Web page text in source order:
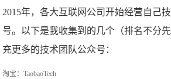
2015年，各大互联网公司开始经营自己
号。以下是我收集到的几个（排名不分
充更多的技术团队公众号：
淘宝：TaobaoTech